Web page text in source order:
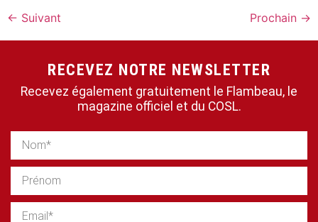
← Suivant Prochain →
RECEVEZ NOTRE NEWSLETTER
Recevez également gratuitement le Flambeau, le
magazine officiel et du COSL.